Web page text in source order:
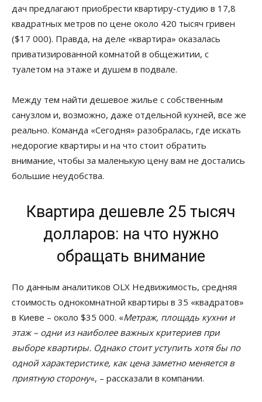
дач предлагают приобрести квартиру-студию в 17,8
квадратных метров по цене около 420 тысяч гривен
($17 000). Правда, на деле «квартира» оказалась
приватизированной комнатой в общежитии, с
туалетом на этаже и душем в подвале.
Между тем найти дешевое жилье с собственным
санузлом и, возможно, даже отдельной кухней, все же
реально. Команда «Сегодня» разобралась, где искать
недорогие квартиры и на что стоит обратить
внимание, чтобы за маленькую цену вам не достались
большие неудобства.
Квартира дешевле 25 тысяч
долларов: на что нужно
обращать внимание
По данным аналитиков OLX Недвижимость, средняя
стоимость однокомнатной квартиры в 35 «квадратов»
в Киеве – около $35 000. «Метраж, площадь кухни и
этаж – одни из наиболее важных критериев при
выборе квартиры. Однако стоит уступить хотя бы по
одной характеристике, как цена заметно меняется в
приятную сторону«, – рассказали в компании.